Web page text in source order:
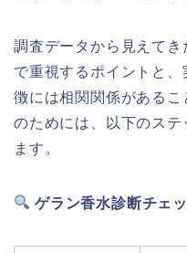
調査データから見えて
で重視するポイントと
徴には相関関係がある
のためには、以下のス
ます。
ゲラン香水診断チェ